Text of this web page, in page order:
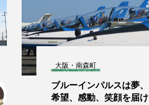
経営を伸ばす・フィロソフィ
必要なときに必要なだけ
購入する、という血肉化